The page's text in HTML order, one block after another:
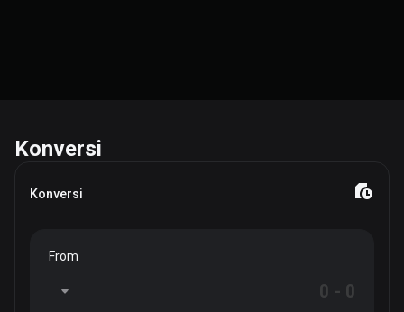
Konversi
Konversi
From